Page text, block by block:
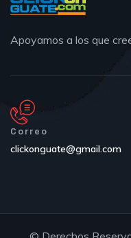
Apoyamos a los que
Correo
clickonguate@gmail.com